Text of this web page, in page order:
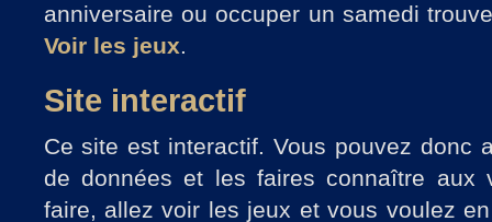
anniversaire ou occuper un samedi
Voir les jeux.
Site interactif
Ce site est interactif. Vous pouvez donc
de données et les faires connaître aux
faire, allez voir les jeux et vous voulez